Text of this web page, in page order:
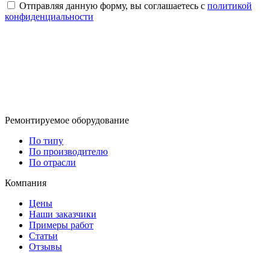
Отправляя данную форму, вы соглашаетесь с политикой
конфиденциальности
Ремонтируемое оборудование
По типу
По производителю
По отрасли
Компания
Цены
Наши заказчики
Примеры работ
Статьи
Отзывы